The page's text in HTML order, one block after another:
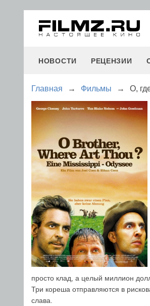
НОВОСТИ РЕЦЕНЗИИ
Главная → Фильмы → О,
просто клад, а целый миллион
Три кореша отправляются в
слава.